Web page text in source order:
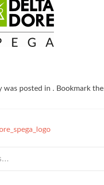
was posted in . Bookmark the